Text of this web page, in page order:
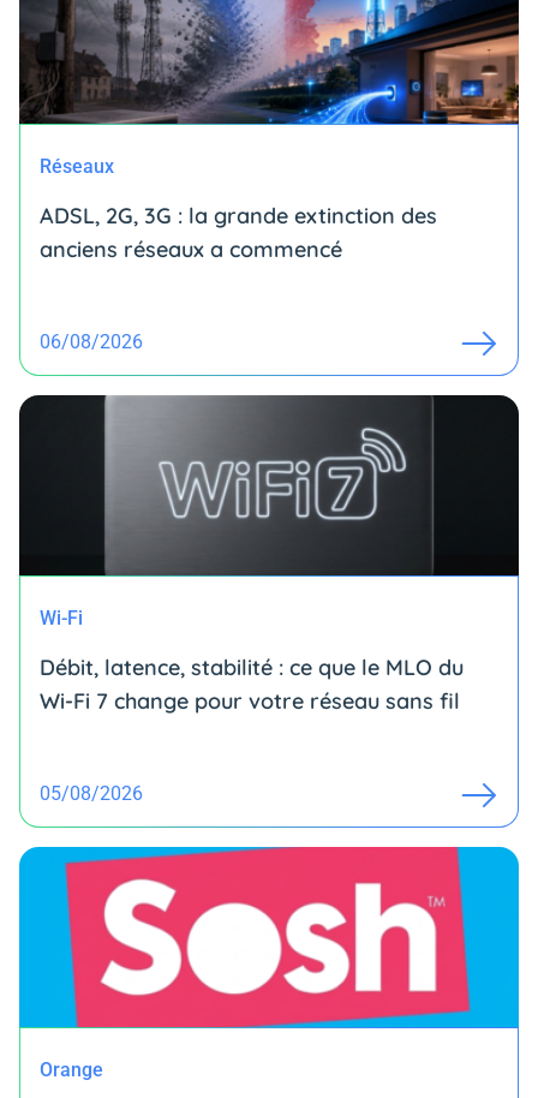
Réseaux
ADSL, 2G, 3G : la grande extinction des
anciens réseaux a commencé
06/08/2026
Wi-Fi
Débit, latence, stabilité : ce que le MLO du
Wi-Fi 7 change pour votre réseau sans fil
05/08/2026
Orange